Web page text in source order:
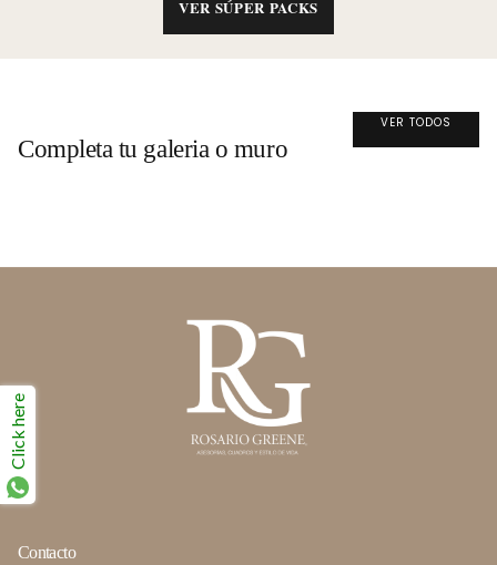
VER SÚPER PACKS
Completa tu galeria o muro
VER TODOS
Contacto
Click here